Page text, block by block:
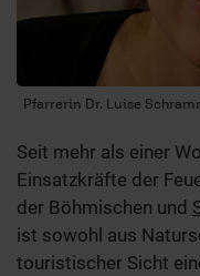
Pfarrerin Dr. Luise
Seit mehr als einer
Einsatzkräfte der
der Böhmischen und
ist sowohl aus
touristischer Sicht